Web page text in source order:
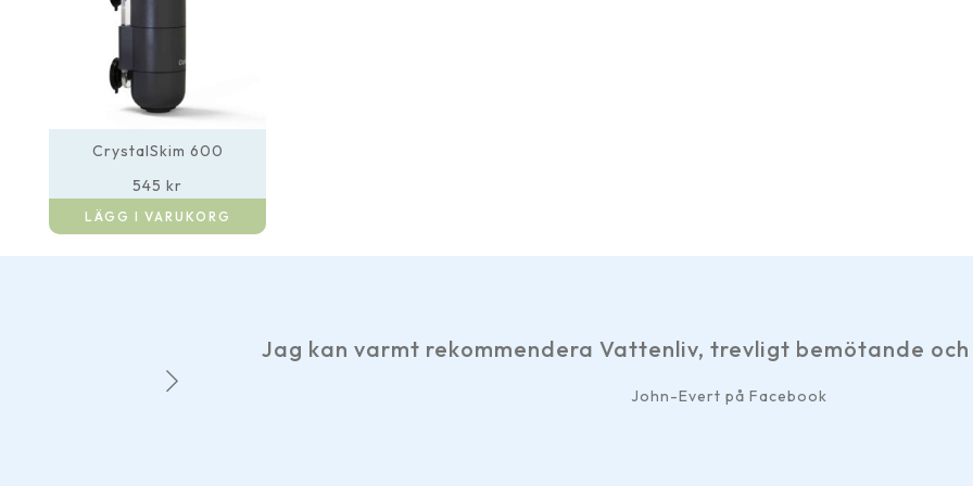
CrystalSkim 600
545 kr
LÄGG I VARUKORG
Jag kan varmt rekommendera Vattenliv, trevligt bemötande och
John-Evert på Facebook